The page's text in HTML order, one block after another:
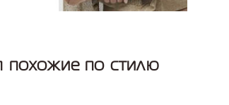
похожие по стилю